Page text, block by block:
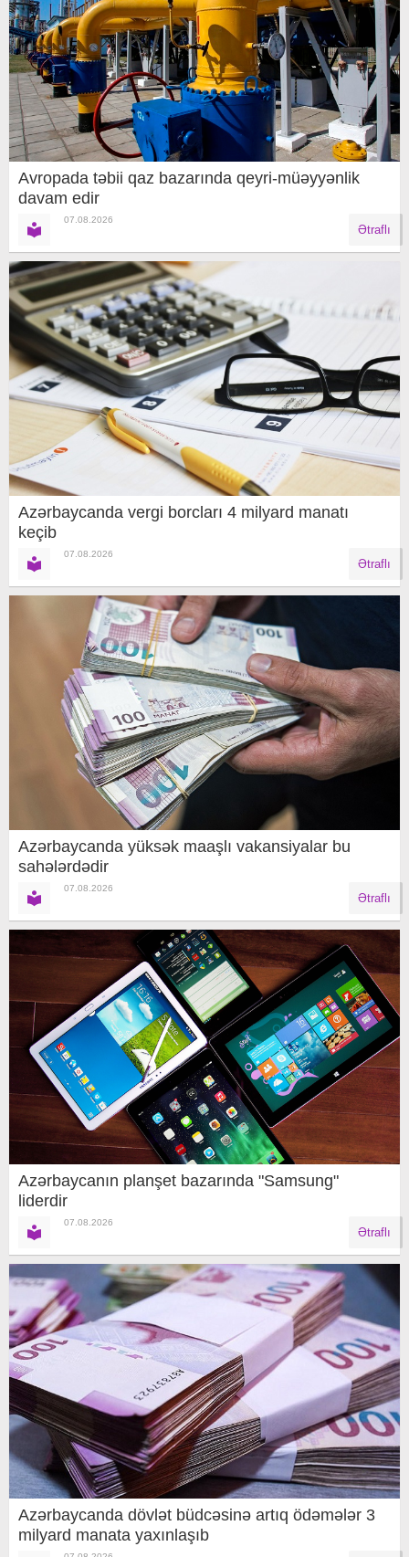
Avropada təbii qaz bazarında qeyri-müəyyənlik
davam edir
07.08.2026
Ətraflı
Azərbaycanda vergi borcları 4 milyard manatı
keçib
07.08.2026
Ətraflı
Azərbaycanda yüksək maaşlı vakansiyalar bu
sahələrdədir
07.08.2026
Ətraflı
Azərbaycanın planşet bazarında "Samsung"
liderdir
07.08.2026
Ətraflı
Azərbaycanda dövlət büdcəsinə artıq ödəmələr 3
milyard manata yaxınlaşıb